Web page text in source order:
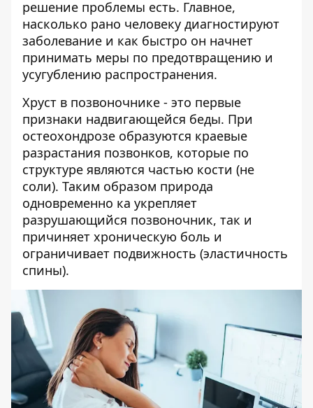
решение проблемы есть. Главное,
насколько рано человеку диагностируют
заболевание и как быстро он начнет
принимать меры по предотвращению и
усугублению распространения.
Хруст в позвоночнике - это первые
признаки надвигающейся беды. При
остеохондрозе образуются краевые
разрастания позвонков, которые по
структуре являются частью кости (не
соли). Таким образом природа
одновременно ка укрепляет
разрушающийся позвоночник, так и
причиняет хроническую боль и
ограничивает подвижность (эластичность
спины).